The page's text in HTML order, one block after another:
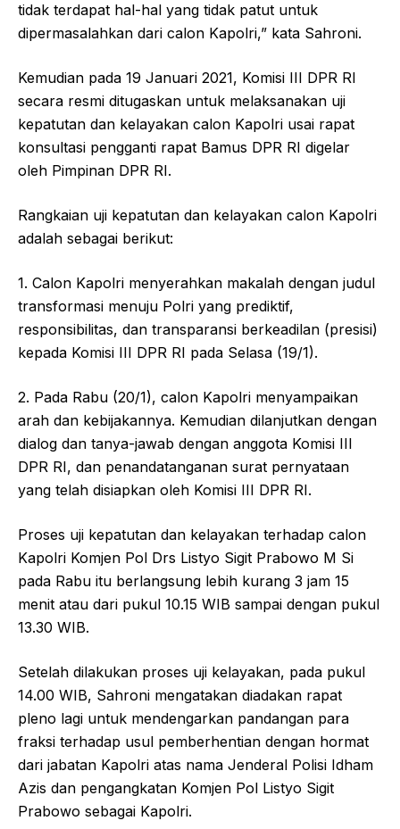
tidak terdapat hal-hal yang tidak patut untuk
dipermasalahkan dari calon Kapolri,” kata Sahroni.
Kemudian pada 19 Januari 2021, Komisi III DPR RI
secara resmi ditugaskan untuk melaksanakan uji
kepatutan dan kelayakan calon Kapolri usai rapat
konsultasi pengganti rapat Bamus DPR RI digelar
oleh Pimpinan DPR RI.
Rangkaian uji kepatutan dan kelayakan calon Kapolri
adalah sebagai berikut:
1. Calon Kapolri menyerahkan makalah dengan judul
transformasi menuju Polri yang prediktif,
responsibilitas, dan transparansi berkeadilan (presisi)
kepada Komisi III DPR RI pada Selasa (19/1).
2. Pada Rabu (20/1), calon Kapolri menyampaikan
arah dan kebijakannya. Kemudian dilanjutkan dengan
dialog dan tanya-jawab dengan anggota Komisi III
DPR RI, dan penandatanganan surat pernyataan
yang telah disiapkan oleh Komisi III DPR RI.
Proses uji kepatutan dan kelayakan terhadap calon
Kapolri Komjen Pol Drs Listyo Sigit Prabowo M Si
pada Rabu itu berlangsung lebih kurang 3 jam 15
menit atau dari pukul 10.15 WIB sampai dengan pukul
13.30 WIB.
Setelah dilakukan proses uji kelayakan, pada pukul
14.00 WIB, Sahroni mengatakan diadakan rapat
pleno lagi untuk mendengarkan pandangan para
fraksi terhadap usul pemberhentian dengan hormat
dari jabatan Kapolri atas nama Jenderal Polisi Idham
Azis dan pengangkatan Komjen Pol Listyo Sigit
Prabowo sebagai Kapolri.